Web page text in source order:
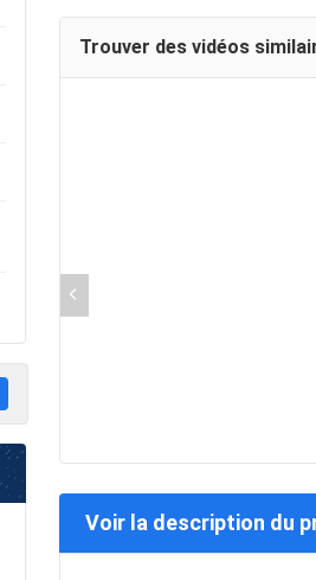
Trouver des vidéos
Voir la description du